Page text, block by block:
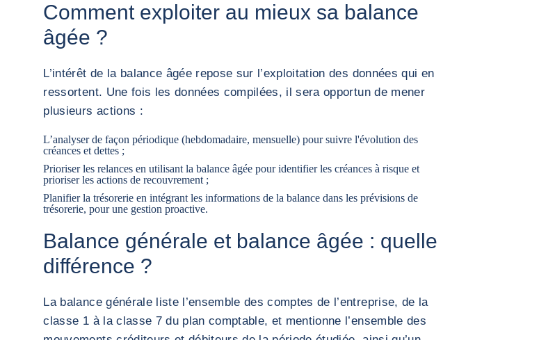
Comment exploiter au mieux sa balance
âgée ?
L’intérêt de la balance âgée repose sur l’exploitation des données qui en
ressortent. Une fois les données compilées, il sera opportun de mener
plusieurs actions :
L’analyser de façon périodique (hebdomadaire, mensuelle) pour suivre l'évolution des
créances et dettes ;
Prioriser les relances en utilisant la balance âgée pour identifier les créances à risque et
prioriser les actions de recouvrement ;
Planifier la trésorerie en intégrant les informations de la balance dans les prévisions de
trésorerie, pour une gestion proactive.
Balance générale et balance âgée : quelle
différence ?
La balance générale liste l’ensemble des comptes de l’entreprise, de la
classe 1 à la classe 7 du plan comptable, et mentionne l’ensemble des